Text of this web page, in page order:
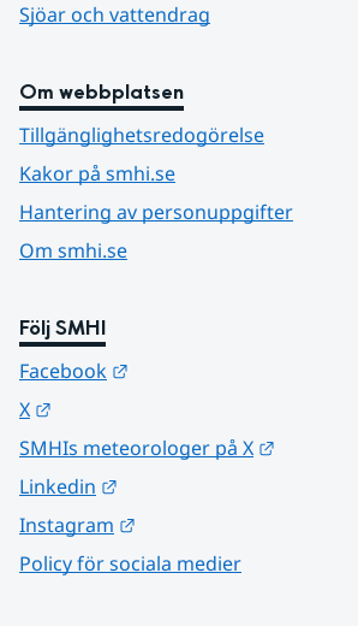
Sjöar och vattendrag
Om webbplatsen
Tillgänglighetsredogörelse
Kakor på smhi.se
Hantering av personuppgifter
Om smhi.se
Följ SMHI
Facebook
X
SMHIs meteorologer på X
Linkedin
Instagram
Policy för sociala medier